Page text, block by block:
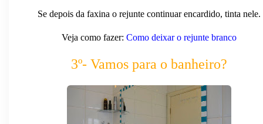
Se depois da faxina o rejunte continuar encardido, tinta nele.
Veja como fazer: Como deixar o rejunte branco
3º- Vamos para o banheiro?